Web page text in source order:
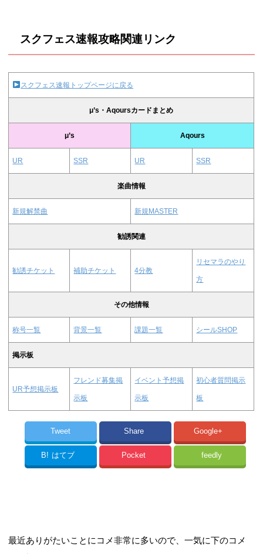
スクフェス速報攻略関連リンク
スクフェス速報トップページに戻る
μ’s・Aqoursカードまとめ
μ’s Aqours
UR SSR UR SSR
楽曲情報
新規解禁曲 新規MASTER
勧誘関連
勧誘チケット 補助チケット 4分教
リセマラのやり
方
その他情報
称号一覧 背景一覧 課題一覧 シールSHOP
掲示板
UR予想掲示板
フレンド募集掲
示板
イベント予想掲
示板
初心者質問掲示
板
Tweet Share Google+
B! はてブ Pocket feedly
最近ありがたいことにコメ非常に多いので、一気に下のコメ